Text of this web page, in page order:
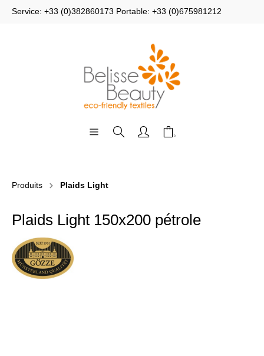
Service: +33 (0)382860173 Portable: +33 (0)675981212
Produits Plaids Light
Plaids Light 150x200 pétrole